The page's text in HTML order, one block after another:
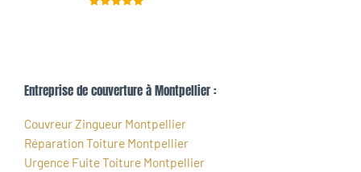
Entreprise de couverture à Montpellier :
Couvreur Zingueur Montpellier
Réparation Toiture Montpellier
Urgence Fuite Toiture Montpellier